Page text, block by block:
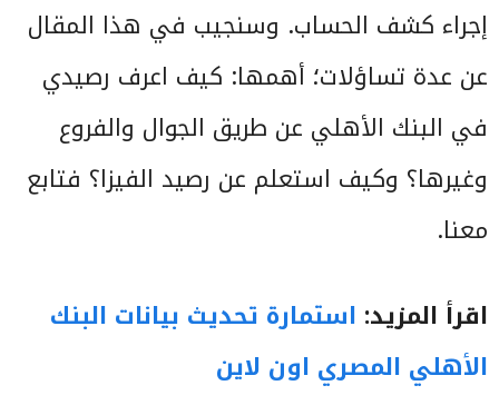
إجراء كشف الحساب. وسنجيب في هذا المقال
عن عدة تساؤلات؛ أهمها: كيف اعرف رصيدي
في البنك الأهلي عن طريق الجوال والفروع
وغيرها؟ وكيف استعلم عن رصيد الفيزا؟ فتابع
معنا.
اقرأ المزيد: استمارة تحديث بيانات البنك
الأهلي المصري اون لاين